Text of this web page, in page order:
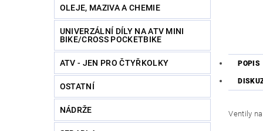
OLEJE, MAZIVA A CHEMIE
UNIVERZÁLNÍ DÍLY NA ATV MINI
BIKE/CROSS POCKETBIKE
ATV - JEN PRO ČTYŘKOLKY
OSTATNÍ
NÁDRŽE
POPIS
Ventily